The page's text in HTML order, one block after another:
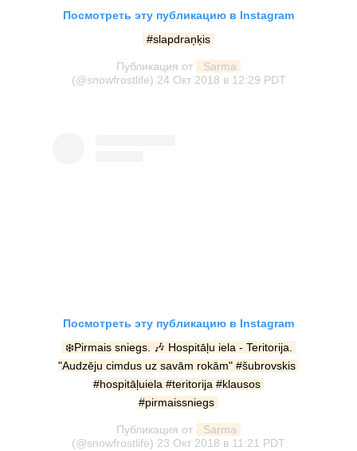
Посмотреть эту публикацию в Instagram
#slapdraņķis
Публикация от
Sarma
(@snowfrostlife) 24 Окт 2018 в 12:29 PDT
Посмотреть эту публикацию в Instagram
❄️Pirmais sniegs. 🎶 Hospitāļu iela - Teritorija.
"Audzēju cimdus uz savām rokām" #šubrovskis
#hospitāļuiela #teritorija #klausos
#pirmaissniegs
Публикация от
Sarma
(@snowfrostlife) 23 Окт 2018 в 11:21 PDT